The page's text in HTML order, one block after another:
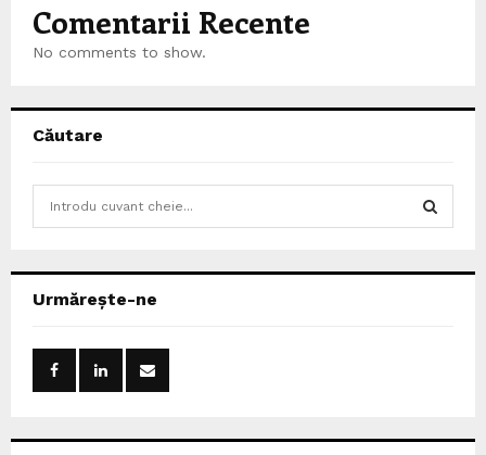
Comentarii Recente
No comments to show.
Căutare
h
Urmărește-ne